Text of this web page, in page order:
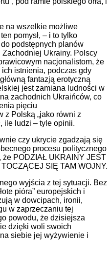
na wszelkie możliwe
pomysł, – i to tylko
podstępnych planów
Ukrainy. Polscy
nacjonalistom, że
ich istnienia, podczas gdy
fantazją erotyczną
jest zamiana ludności w
zachodnich Ukraińców, co
pięciu
z Polską „jako równi z
ile ludzi – tyle opinii.
czy ukrycie zgadzają się
procesu politycznego
że PODZIAŁ UKRAINY JEST
SIĘ TAM WOJNY.
wyjścia z tej sytuacji. Bez
pióra” europejskich i
w dowcipach, ironii,
w zaprzeczaniu tej
powodu, że dzisiejsza
dzięki woli swoich
siebie jej wyżywienie i